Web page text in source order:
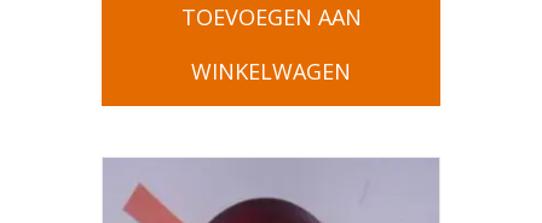
TOEVOEGEN AAN
WINKELWAGEN